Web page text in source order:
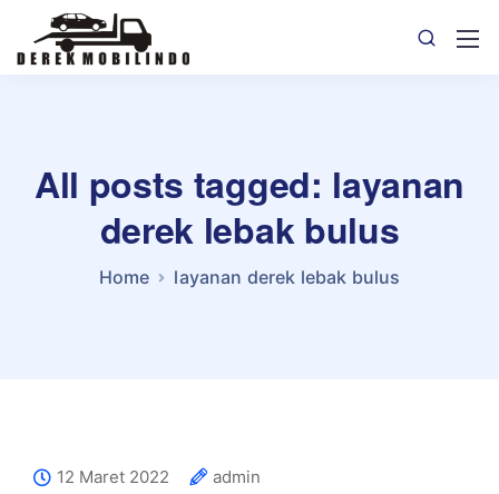
All posts tagged: layanan
derek lebak bulus
Home layanan derek lebak bulus
12 Maret 2022
admin